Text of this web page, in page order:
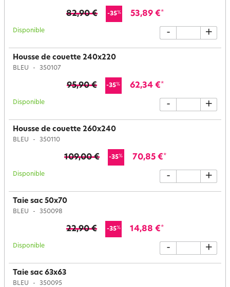
82,90 € -35% 53,89 €*
Disponible - +
Housse de couette 240x220
BLEU 350107
95,90 € -35% 62,34 €*
Disponible - +
Housse de couette 260x240
BLEU 350110
109,00 € -35% 70,85 €*
Disponible - +
Taie sac 50x70
BLEU 350098
22,90 € -35% 14,88 €*
Disponible - +
Taie sac 63x63
BLEU 350095